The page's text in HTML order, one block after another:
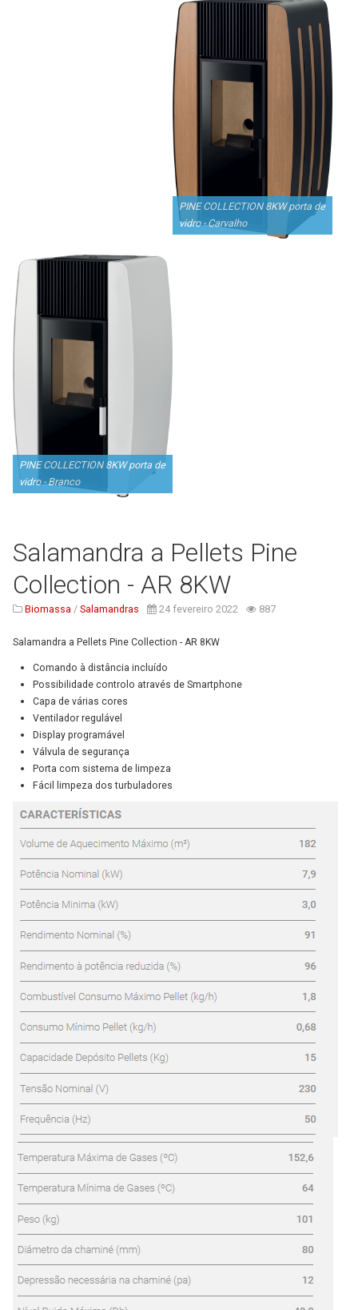
PINE COLLECTION 8KW porta de
vidro - Carvalho
PINE COLLECTION 8KW porta de
vidro - Branco
Salamandra a Pellets Pine
Collection - AR 8KW
Biomassa / Salamandras 24 fevereiro 2022 887
Salamandra a Pellets Pine Collection - AR 8KW
Comando à distância incluído
Possibilidade controlo através de Smartphone
Capa de várias cores
Ventilador regulável
Display programável
Válvula de segurança
Porta com sistema de limpeza
Fácil limpeza dos turbuladores